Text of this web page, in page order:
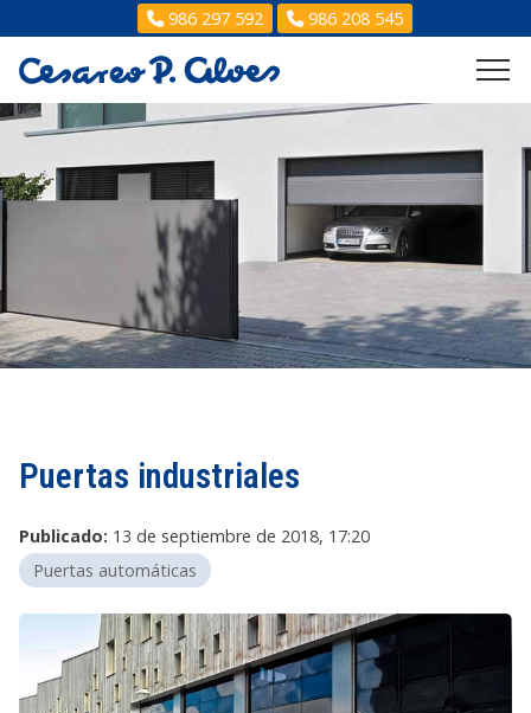
986 297 592 986 208 545
Puertas industriales
Publicado: 13 de septiembre de 2018, 17:20
Puertas automáticas